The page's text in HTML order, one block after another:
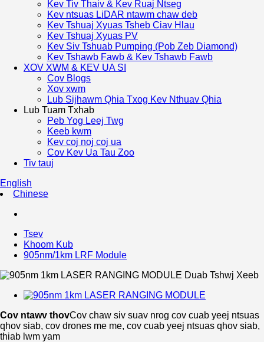
Kev Tiv Thaiv & Kev Ruaj Ntseg
Kev ntsuas LiDAR ntawm chaw deb
Kev Tshuaj Xyuas Tsheb Ciav Hlau
Kev Tshuaj Xyuas PV
Kev Siv Tshuab Pumping (Pob Zeb Diamond)
Kev Tshawb Fawb & Kev Tshawb Fawb
XOV XWM & KEV UA SI
Cov Blogs
Xov xwm
Lub Sijhawm Qhia Txog Kev Nthuav Qhia
Lub Tuam Txhab
Peb Yog Leej Twg
Keeb kwm
Kev coj noj coj ua
Cov Kev Ua Tau Zoo
Tiv tauj
English
Chinese
Tsev
Khoom Kub
905nm/1km LRF Module
Cov ntawv thovCov chaw siv suav nrog cov cuab yeej ntsuas
qhov siab, cov drones me me, cov cuab yeej ntsuas qhov siab,
thiab lwm yam